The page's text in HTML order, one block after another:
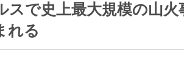
スで史上最大規模の山火
れる